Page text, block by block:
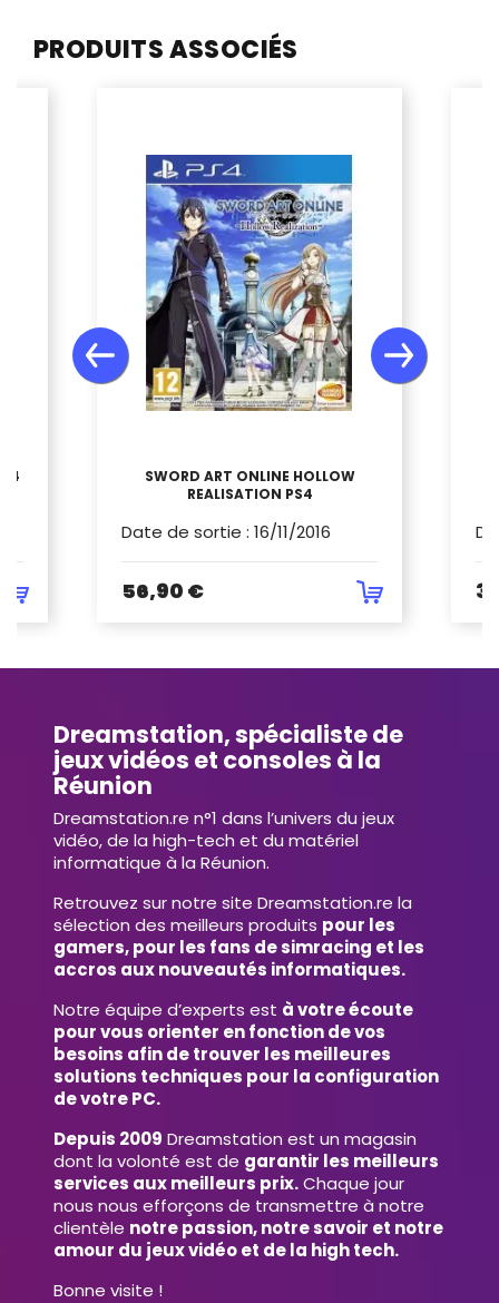
PRODUITS ASSOCIÉS
SWORD ART ONLINE HOLLOW
REALISATION PS4
Date de sortie : 16/11/2016
56,90 €
Dreamstation, spécialiste de
jeux vidéos et consoles à la
Réunion
Dreamstation.re n°1 dans l’univers du jeux
vidéo, de la high-tech et du matériel
informatique à la Réunion.
Retrouvez sur notre site Dreamstation.re la
sélection des meilleurs produits pour les
gamers, pour les fans de simracing et les
accros aux nouveautés informatiques.
Notre équipe d’experts est à votre écoute
pour vous orienter en fonction de vos
besoins afin de trouver les meilleures
solutions techniques pour la configuration
de votre PC.
Depuis 2009 Dreamstation est un magasin
dont la volonté est de garantir les meilleurs
services aux meilleurs prix.Chaque jour
nous nous efforçons de transmettre à notre
clientèle notre passion, notre savoir et notre
amour du jeux vidéo et de la high tech.
Bonne visite !